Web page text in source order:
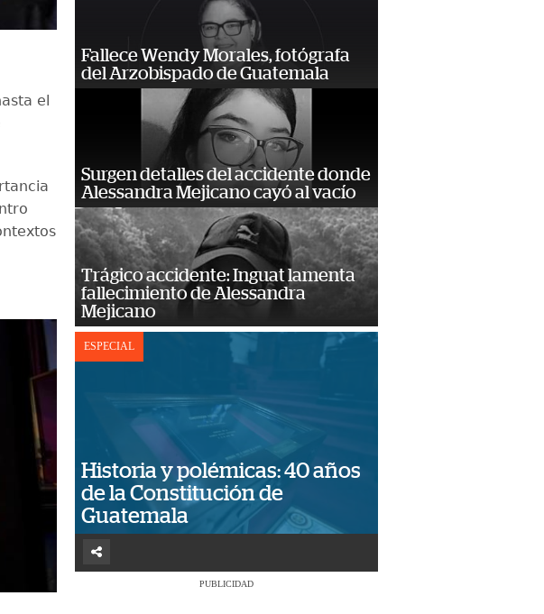
el
Fallece Wendy Morales, fotógrafa
del Arzobispado de Guatemala
Surgen detalles del accidente donde
Alessandra Mejicano cayó al vacío
Trágico accidente: Inguat lamenta
fallecimiento de Alessandra
Mejicano
ESPECIAL
Historia y polémicas: 40 años
de la Constitución de
Guatemala
PUBLICIDAD